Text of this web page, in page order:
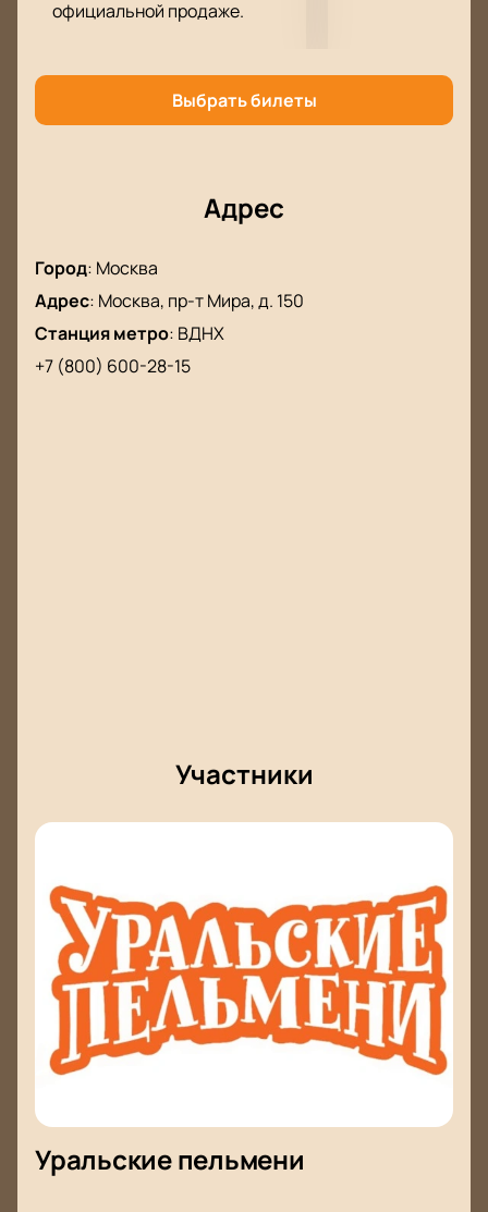
билеты вы можете на нашем сайте.
официальной продаже.
Выбрать билеты
Адрес
Город: Москва
Адрес: Москва, пр-т Мира, д. 150
Станция метро: ВДНХ
+7 (800) 600-28-15
Участники
Уральские пельмени